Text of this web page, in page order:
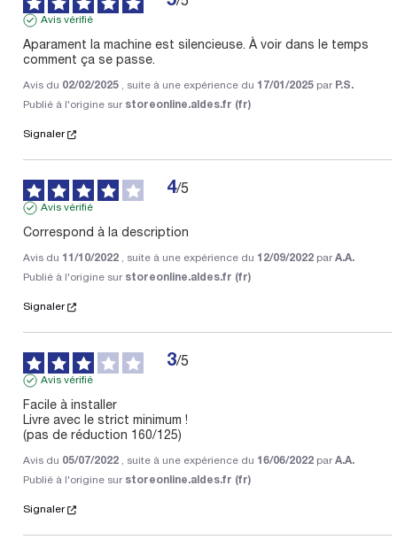
/5
Avis vérifié
Aparament la machine est silencieuse. À voir dans le temps
comment ça se passe.
Avis du 02/02/2025 , suite à une expérience du 17/01/2025 par P.S.
Publié à l'origine sur storeonline.aldes.fr (fr)
Signaler
4/5
Avis vérifié
Correspond à la description
Avis du 11/10/2022 , suite à une expérience du 12/09/2022 parA.A.
Publié à l'origine sur storeonline.aldes.fr (fr)
Signaler
3/5
Avis vérifié
Facile à installer
Livre avec le strict minimum !
(pas de réduction 160/125)
Avis du 05/07/2022 , suite à une expérience du 16/06/2022 parA.A.
Publié à l'origine sur storeonline.aldes.fr (fr)
Signaler